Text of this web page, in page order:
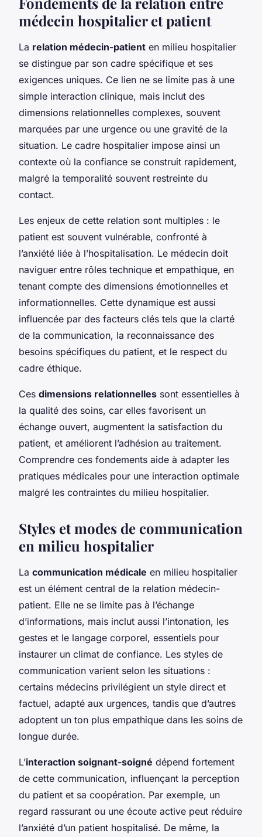
médecin hospitalier et patient
La relation médecin-patient en milieu hospitalier
se distingue par son cadre spécifique et ses
exigences uniques. Ce lien ne se limite pas à une
simple interaction clinique, mais inclut des
dimensions relationnelles complexes, souvent
marquées par une urgence ou une gravité de la
situation. Le cadre hospitalier impose ainsi un
contexte où la confiance se construit rapidement,
malgré la temporalité souvent restreinte du
contact.
Les enjeux de cette relation sont multiples : le
patient est souvent vulnérable, confronté à
l’anxiété liée à l’hospitalisation. Le médecin doit
naviguer entre rôles technique et empathique, en
tenant compte des dimensions émotionnelles et
informationnelles. Cette dynamique est aussi
influencée par des facteurs clés tels que la clarté
de la communication, la reconnaissance des
besoins spécifiques du patient, et le respect du
cadre éthique.
Ces dimensions relationnelles sont essentielles à
la qualité des soins, car elles favorisent un
échange ouvert, augmentent la satisfaction du
patient, et améliorent l’adhésion au traitement.
Comprendre ces fondements aide à adapter les
pratiques médicales pour une interaction optimale
malgré les contraintes du milieu hospitalier.
Styles et modes de communication
en milieu hospitalier
La communication médicale en milieu hospitalier
est un élément central de la relation médecin-
patient. Elle ne se limite pas à l’échange
d’informations, mais inclut aussi l’intonation, les
gestes et le langage corporel, essentiels pour
instaurer un climat de confiance. Les styles de
communication varient selon les situations :
certains médecins privilégient un style direct et
factuel, adapté aux urgences, tandis que d’autres
adoptent un ton plus empathique dans les soins de
longue durée.
L’interaction soignant-soigné dépend fortement
de cette communication, influençant la perception
du patient et sa coopération. Par exemple, un
regard rassurant ou une écoute active peut réduire
l’anxiété d’un patient hospitalisé. De même, la